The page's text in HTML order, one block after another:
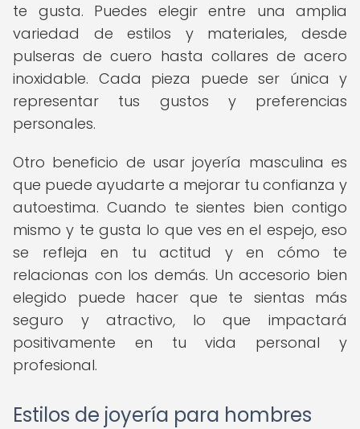
te gusta. Puedes elegir entre una amplia
variedad de estilos y materiales, desde
pulseras de cuero hasta collares de acero
inoxidable. Cada pieza puede ser única y
representar tus gustos y preferencias
personales.
Otro beneficio de usar joyería masculina es
que puede ayudarte a mejorar tu confianza y
autoestima. Cuando te sientes bien contigo
mismo y te gusta lo que ves en el espejo, eso
se refleja en tu actitud y en cómo te
relacionas con los demás. Un accesorio bien
elegido puede hacer que te sientas más
seguro y atractivo, lo que impactará
positivamente en tu vida personal y
profesional.
Estilos de joyería para hombres